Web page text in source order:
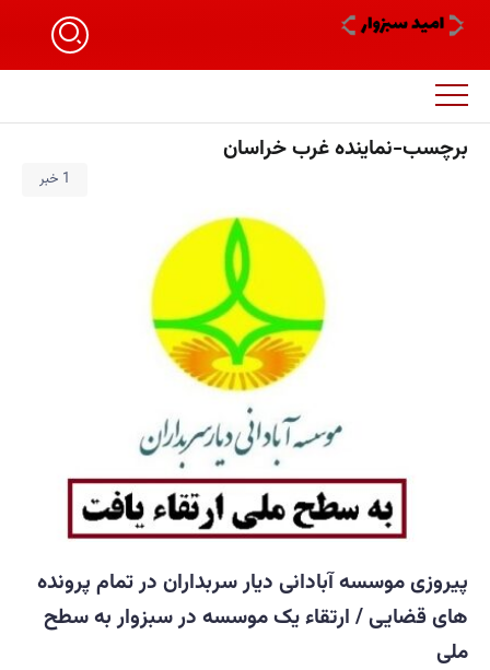
برچسب-نماینده غرب خراسان
1 خبر
پیروزی موسسه آبادانی دیار سربداران در تمام پرونده
های قضایی / ارتقاء یک موسسه در سبزوار به سطح
ملی